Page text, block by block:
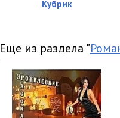
025_konrolny_vyhod_5
027_vasjka
028_kak_papa
029_devushka_lyuba
Кубрик
Еще из раздела "